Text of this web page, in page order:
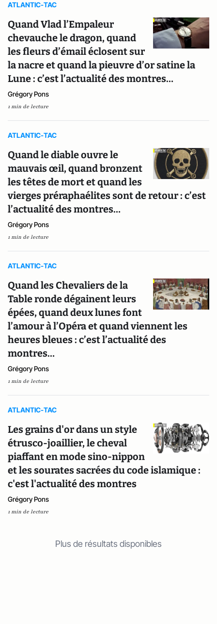
ATLANTIC-TAC
Quand Vlad l’Empaleur
chevauche le dragon, quand
les fleurs d’émail éclosent sur
la nacre et quand la pieuvre d’or satine la
Lune : c’est l’actualité des montres…
Grégory Pons
1 min de lecture
ATLANTIC-TAC
Quand le diable ouvre le
mauvais œil, quand bronzent
les têtes de mort et quand les
vierges préraphaélites sont de retour : c’est
l’actualité des montres…
Grégory Pons
1 min de lecture
ATLANTIC-TAC
Quand les Chevaliers de la
Table ronde dégainent leurs
épées, quand deux lunes font
l’amour à l’Opéra et quand viennent les
heures bleues : c’est l’actualité des
montres…
Grégory Pons
1 min de lecture
ATLANTIC-TAC
Les grains d'or dans un style
étrusco-joaillier, le cheval
piaffant en mode sino-nippon
et les sourates sacrées du code islamique :
c'est l'actualité des montres
Grégory Pons
1 min de lecture
Plus de résultats disponibles